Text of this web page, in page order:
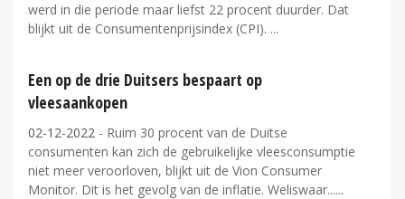
werd in die periode maar liefst 22 procent duurder. Dat
blijkt uit de Consumentenprijsindex (CPI).
Een op de drie Duitsers bespaart op
vleesaankopen
02-12-2022 - Ruim 30 procent van de Duitse
consumenten kan zich de gebruikelijke vleesconsumptie
niet meer veroorloven, blijkt uit de Vion Consumer
Monitor. Dit is het gevolg van de inflatie. Weliswaar...